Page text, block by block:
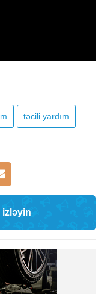
təcili yardım
izləyin